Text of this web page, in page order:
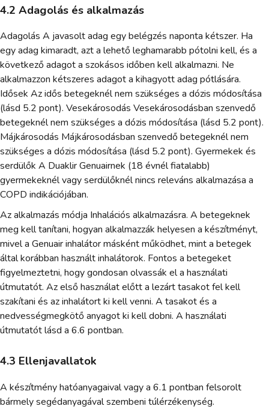
4.2 Adagolás és alkalmazás
Adagolás A javasolt adag egy belégzés naponta kétszer. Ha
egy adag kimaradt, azt a lehető leghamarabb pótolni kell, és a
következő adagot a szokásos időben kell alkalmazni. Ne
alkalmazzon kétszeres adagot a kihagyott adag pótlására.
Idősek Az idős betegeknél nem szükséges a dózis módosítása
(lásd 5.2 pont). Vesekárosodás Vesekárosodásban szenvedő
betegeknél nem szükséges a dózis módosítása (lásd 5.2 pont).
Májkárosodás Májkárosodásban szenvedő betegeknél nem
szükséges a dózis módosítása (lásd 5.2 pont). Gyermekek és
serdülők A Duaklir Genuairnek (18 évnél fiatalabb)
gyermekeknél vagy serdülőknél nincs releváns alkalmazása a
COPD indikációjában.
Az alkalmazás módja Inhalációs alkalmazásra. A betegeknek
meg kell tanítani, hogyan alkalmazzák helyesen a készítményt,
mivel a Genuair inhalátor másként működhet, mint a betegek
által korábban használt inhalátorok. Fontos a betegeket
figyelmeztetni, hogy gondosan olvassák el a használati
útmutatót. Az első használat előtt a lezárt tasakot fel kell
szakítani és az inhalátort ki kell venni. A tasakot és a
nedvességmegkötő anyagot ki kell dobni. A használati
útmutatót lásd a 6.6 pontban.
4.3 Ellenjavallatok
A készítmény hatóanyagaival vagy a 6.1 pontban felsorolt
bármely segédanyagával szembeni túlérzékenység.